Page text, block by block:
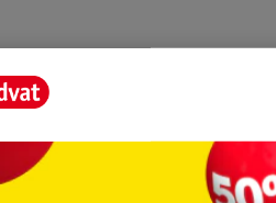
ultralicht en compact is? Met Leclerc
is zonder twijfel de trendsetter in de
en een supercomfortabel